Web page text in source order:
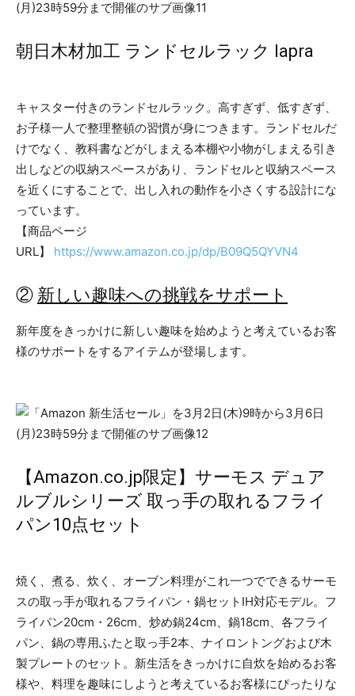
朝日木材加工 ランドセルラック lapra
キャスター付きのランドセルラック。高すぎず、低すぎず、
お子様一人で整理整頓の習慣が身につきます。ランドセルだ
けでなく、教科書などがしまえる本棚や小物がしまえる引き
出しなどの収納スペースがあり、ランドセルと収納スペース
を近くにすることで、出し入れの動作を小さくする設計にな
っています。
【商品ページ
URL】 https://www.amazon.co.jp/dp/B09Q5QYVN4
② 新しい趣味への挑戦をサポート
新年度をきっかけに新しい趣味を始めようと考えているお客
様のサポートをするアイテムが登場します。
【Amazon.co.jp限定】サーモス デュア
ルブルシリーズ 取っ手の取れるフライ
パン10点セット
焼く、煮る、炊く、オーブン料理がこれ一つでできるサーモ
スの取っ手が取れるフライパン・鍋セットIH対応モデル。フ
ライパン20cm・26cm、炒め鍋24cm、鍋18cm、各フライ
パン、鍋の専用ふたと取っ手2本、ナイロントングおよび木
製プレートのセット。新生活をきっかけに自炊を始めるお客
様や、料理を趣味にしようと考えているお客様にぴったりな